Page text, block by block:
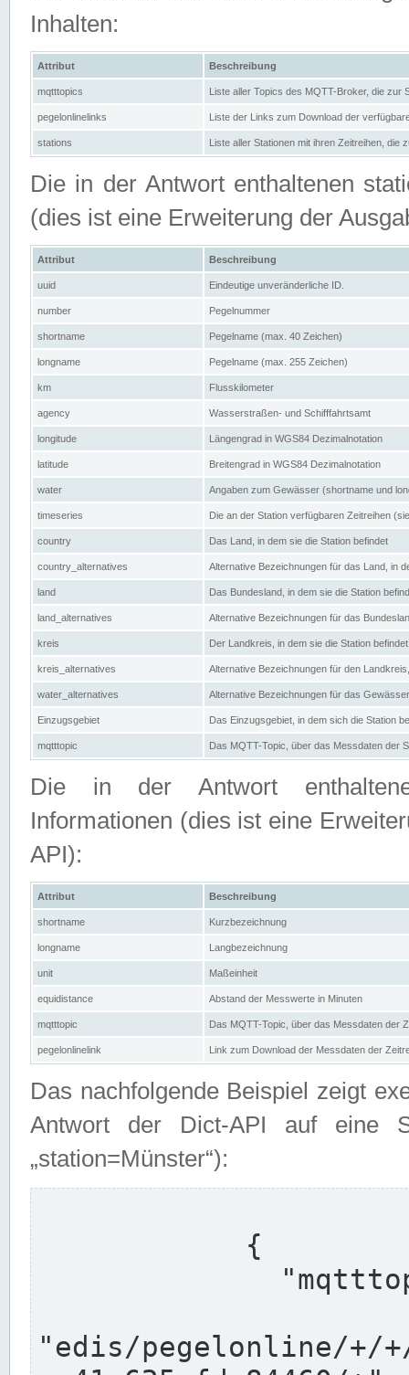
Inhalten:
Attribut Beschreibung
mqtttopics Liste aller Topics des MQTT-Broker, die zur
pegelonlinelinks Liste der Links zum Download der
stations Liste aller Stationen mit ihren Zeitreihen, die
Die in der Antwort enthaltenen
(dies ist eine Erweiterung der
Attribut Beschreibung
uuid Eindeutige unveränderliche ID.
number Pegelnummer
shortname Pegelname (max. 40 Zeichen)
longname Pegelname (max. 255 Zeichen)
km Flusskilometer
agency Wasserstraßen- und Schifffahrtsamt
longitude Längengrad in WGS84 Dezimalnotation
latitude Breitengrad in WGS84 Dezimalnotation
water Angaben zum Gewässer (shortname und
timeseries Die an der Station verfügbaren Zeitreihen
country Das Land, in dem sie die Station befindet
country_alternatives Alternative Bezeichnungen für das Land, in
land Das Bundesland, in dem sie die Station
land_alternatives Alternative Bezeichnungen für das
kreis Der Landkreis, in dem sie die Station befindet
kreis_alternatives Alternative Bezeichnungen für den
water_alternatives Alternative Bezeichnungen für das
Einzugsgebiet Das Einzugsgebiet, in dem sich die Station
mqtttopic Das MQTT-Topic, über das Messdaten der
Die in der Antwort
Informationen (dies ist eine
API):
Attribut Beschreibung
shortname Kurzbezeichnung
longname Langbezeichnung
unit Maßeinheit
equidistance Abstand der Messwerte in Minuten
mqtttopic Das MQTT-Topic, über das Messdaten der
pegelonlinelink Link zum Download der Messdaten der
Das nachfolgende Beispiel zeigt
Antwort der Dict-API auf eine
„station=Münster“):
"edis/pegelonline/+/